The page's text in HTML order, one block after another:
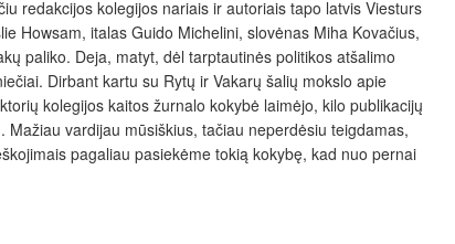
redakcijos kolegijos nariais ir autoriais tapo latvis Viesturs
Howsam, italas Guido Michelini, slovėnas Miha Kovačius,
paliko. Deja, matyt, dėl tarptautinės politikos atšalimo
Dirbant kartu su Rytų ir Vakarų šalių mokslo apie
kolegijos kaitos žurnalo kokybė laimėjo, kilo publikacijų
vardijau mūsiškius, tačiau neperdėsiu teigdamas,
pagaliau pasiekėme tokią kokybę, kad nuo pernai